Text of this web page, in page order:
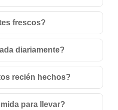
frescos?
diariamente?
recién hechos?
para llevar?